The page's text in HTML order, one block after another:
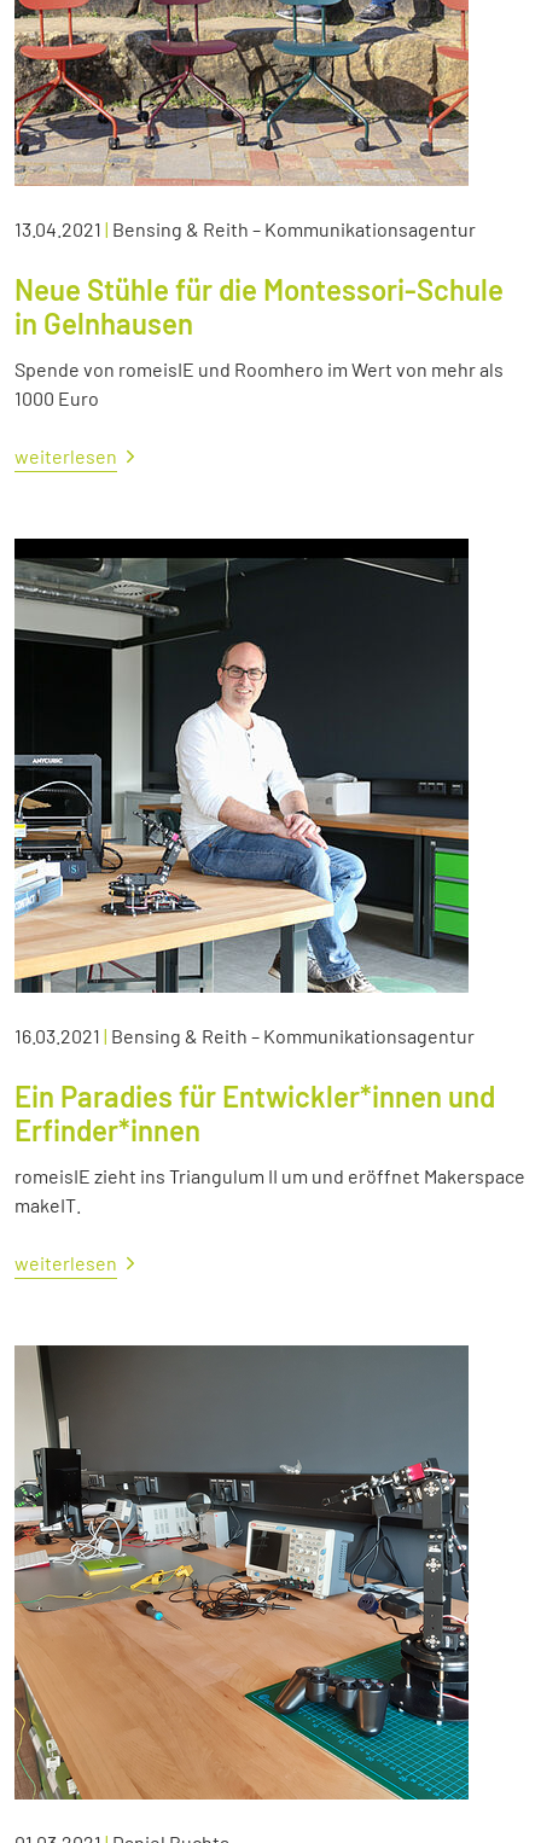
13.04.2021 | Bensing & Reith – Kommunikationsagentur
Neue Stühle für die Montessori-Schule
in Gelnhausen
Spende von romeisIE und Roomhero im Wert von mehr als
1000 Euro
weiterlesen
16.03.2021 | Bensing & Reith – Kommunikationsagentur
Ein Paradies für Entwickler*innen und
Erfinder*innen
romeisIE zieht ins Triangulum II um und eröffnet Makerspace
makeIT.
weiterlesen